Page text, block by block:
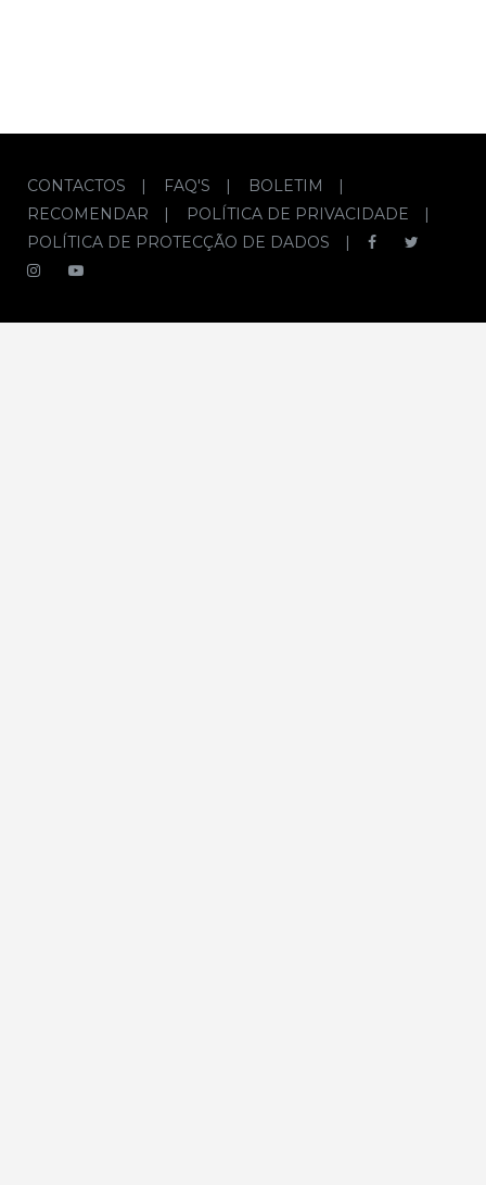
CONTACTOS | FAQ'S | BOLETIM
|
RECOMENDAR
| POLÍTICA DE PRIVACIDADE
|
POLÍTICA DE PROTECÇÃO DE DADOS
|